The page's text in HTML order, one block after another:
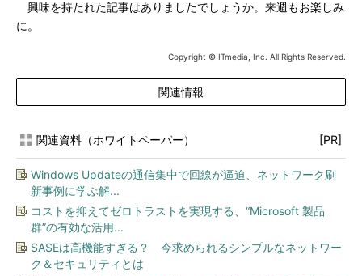
興味を持たれた記事はありましたでしょうか。来週もお楽しみ
に。
Copyright © ITmedia, Inc. All Rights Reserved.
関連情報
関連資料（ホワイトペーパー） [PR]
Windows Updateの通信集中で回線が逼迫、ネットワーク刷
新事例に学ぶ解...
コストを抑えてゼロトラストを実現する、“Microsoft 製品
群”の有効な活用...
SASEは高機能すぎる？ 今求められるシンプルなネットワー
ク＆セキュリティとは